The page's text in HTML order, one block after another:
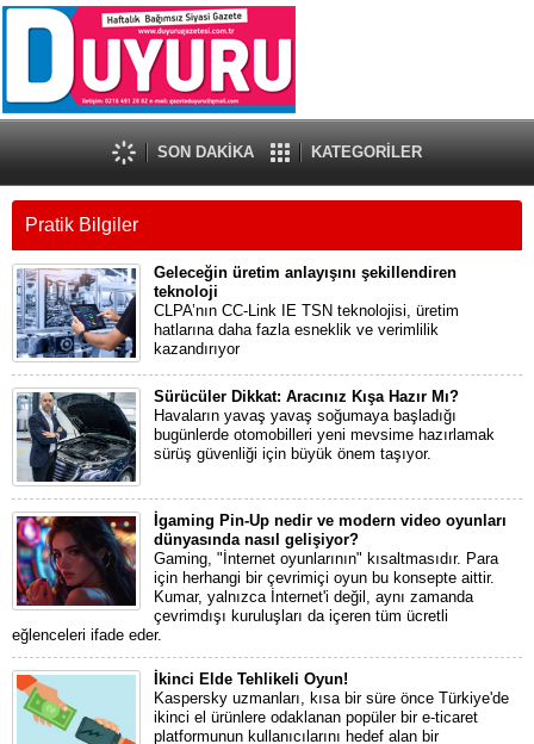
SON DAKİKA KATEGORİLER
Pratik Bilgiler
Geleceğin üretim anlayışını şekillendiren
teknoloji
CLPA’nın CC-Link IE TSN teknolojisi, üretim
hatlarına daha fazla esneklik ve verimlilik
kazandırıyor
Sürücüler Dikkat: Aracınız Kışa Hazır Mı?
Havaların yavaş yavaş soğumaya başladığı
bugünlerde otomobilleri yeni mevsime hazırlamak
sürüş güvenliği için büyük önem taşıyor.
İgaming Pin-Up nedir ve modern video oyunları
dünyasında nasıl gelişiyor?
Gaming, "İnternet oyunlarının" kısaltmasıdır. Para
için herhangi bir çevrimiçi oyun bu konsepte aittir.
Kumar, yalnızca İnternet'i değil, aynı zamanda
çevrimdışı kuruluşları da içeren tüm ücretli
eğlenceleri ifade eder.
İkinci Elde Tehlikeli Oyun!
Kaspersky uzmanları, kısa bir süre önce Türkiye'de
ikinci el ürünlere odaklanan popüler bir e-ticaret
platformunun kullanıcılarını hedef alan bir